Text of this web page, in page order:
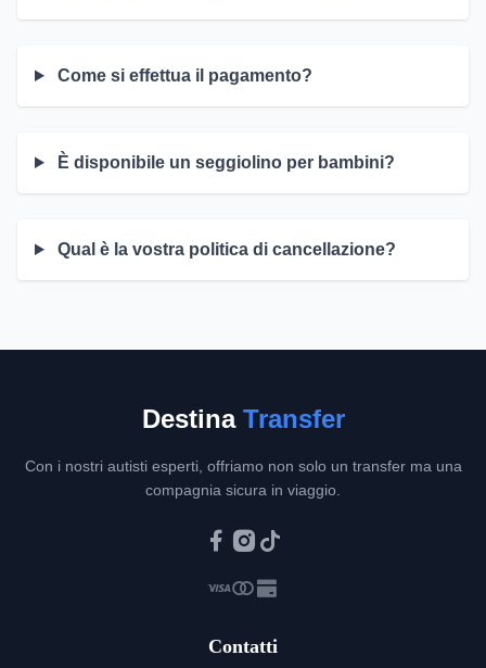
Come si effettua il pagamento?
È disponibile un seggiolino per bambini?
Qual è la vostra politica di cancellazione?
DestinaTransfer
Con i nostri autisti esperti, offriamo non solo un transfer ma una
compagnia sicura in viaggio.
Contatti